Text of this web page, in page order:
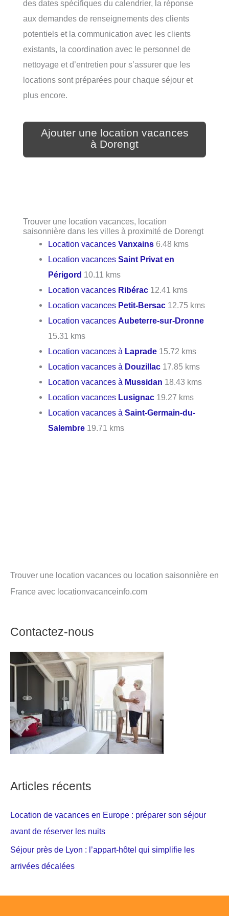
des dates spécifiques du calendrier, la réponse
aux demandes de renseignements des clients
potentiels et la communication avec les clients
existants, la coordination avec le personnel de
nettoyage et d’entretien pour s’assurer que les
locations sont préparées pour chaque séjour et
plus encore.
Ajouter une location vacances
à Dorengt
Trouver une location vacances, location
saisonnière dans les villes à proximité de Dorengt
Location vacancesVanxains 6.48 kms
Location vacancesSaint Privat en
Périgord 10.11 kms
Location vacances Ribérac 12.41 kms
Location vacances Petit-Bersac 12.75 kms
Location vacancesAubeterre-sur-Dronne
15.31 kms
Location vacances à Laprade 15.72 kms
Location vacances à Douzillac 17.85 kms
Location vacances à Mussidan 18.43 kms
Location vacances Lusignac 19.27 kms
Location vacances àSaint-Germain-du-
Salembre 19.71 kms
Trouver une location vacances ou location saisonnière en
France avec locationvacanceinfo.com
Contactez-nous
Articles récents
Location de vacances en Europe : préparer son séjour
avant de réserver les nuits
Séjour près de Lyon : l’appart-hôtel qui simplifie les
arrivées décalées